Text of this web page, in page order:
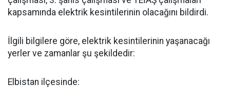
kapsamında elektrik kesintilerinin olacağını bildirdi.
İlgili bilgilere göre, elektrik kesintilerinin yaşanacağı
yerler ve zamanlar şu şekildedir:
Elbistan ilçesinde: